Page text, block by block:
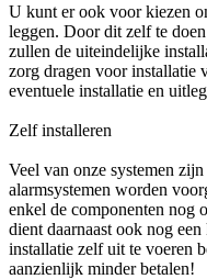
U kunt er ook voor kiezen
leggen. Door dit zelf te
zullen de uiteindelijke
zorg dragen voor installatie
eventuele installatie en
Zelf installeren
Veel van onze systemen
alarmsystemen worden
enkel de componenten nog
dient daarnaast ook nog
installatie zelf uit te voeren
aanzienlijk minder betalen!